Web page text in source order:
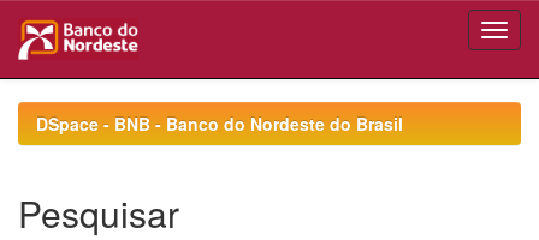
navigationDSpace - BNB - Banco do Nordeste do Brasil
Pesquisar